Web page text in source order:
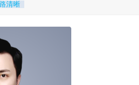
清晰